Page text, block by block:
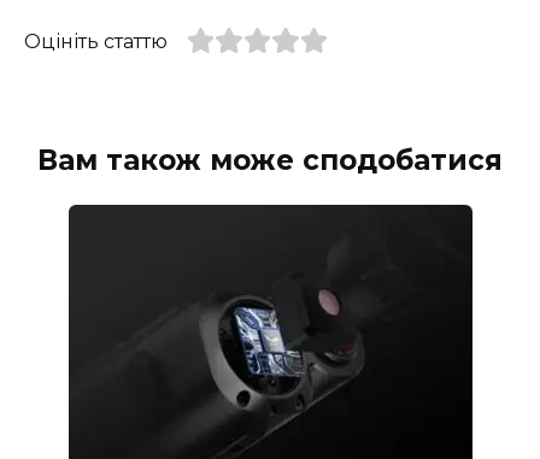
Оцініть статтю
Вам також може сподобатися